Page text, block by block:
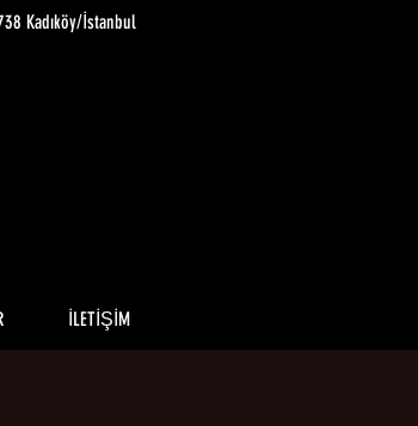
Kadıköy/İstanbul
İLETİŞİM